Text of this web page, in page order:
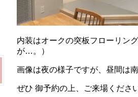
内装はオークの突板フローリン
が…。）
画像は夜の様子ですが、昼間は
ぜひ 御予約の上、ご来場くださ